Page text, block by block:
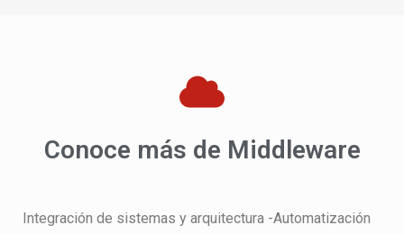
Conoce más de Middleware
Integración de sistemas y arquitectura -Automatización